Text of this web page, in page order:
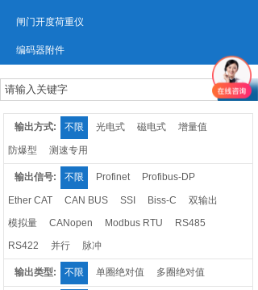
闸门开度荷重仪
编码器附件
输出方式: 不限 光电式 磁电式 增量值
防爆型 测速专用
输出信号: 不限 Profinet Profibus-DP
Ether CAT CAN BUS SSI Biss-C
双输出
模拟量
CANopen Modbus RTU
RS485
RS422
并行 脉冲
输出类型: 不限 单圈绝对值 多圈绝对值